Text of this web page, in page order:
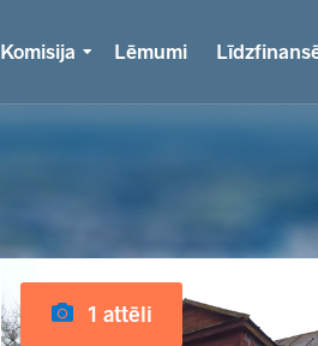
Komisija Lēmumi
1 attēli